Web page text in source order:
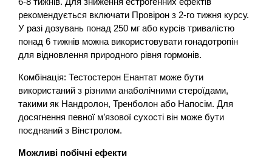
рекомендується включати Провірон з 2-го тижня курсу.
У разі дозувань понад 250 мг або курсів тривалістю
понад 6 тижнів можна використовувати гонадотропін
для відновлення природного рівня гормонів.
Комбінація: Тестостерон Енантат може бути
використаний з різними анаболічними стероїдами,
такими як Нандролон, Тренболон або Напосім. Для
досягнення певної м’язової сухості він може бути
поєднаний з Вінстролом.
Можливі побічні ефекти